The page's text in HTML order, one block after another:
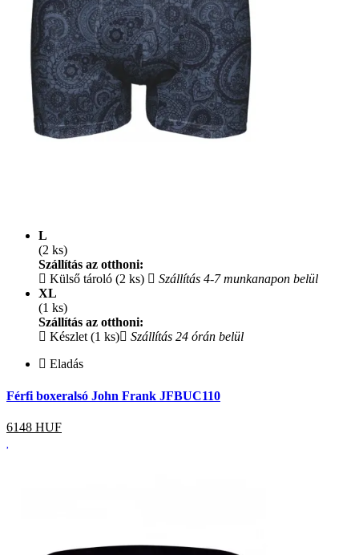
L
(2 ks)
Szállítás az otthoni:
Külső tároló (2 ks)
Szállítás 4-7 munkanapon belül
XL
(1 ks)
Szállítás az otthoni:
Készlet (1 ks)
Szállítás 24 órán belül
Eladás
Férfi boxeralsó John Frank JFBUC110
6148 HUF